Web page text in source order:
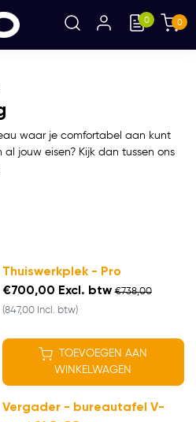
0 0
waar je comfortabel aan kunt
jouw eisen? Kijk dan tussen ons
Thuiswerkplek - Pro
€700,00 Excl. btw €738,00
(847,00 Incl. btw)
TOEVOEGEN AAN
WINKELWAGEN
Vergader - bureautafel V-